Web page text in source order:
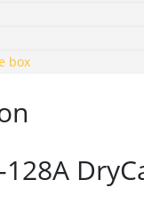
box
128A